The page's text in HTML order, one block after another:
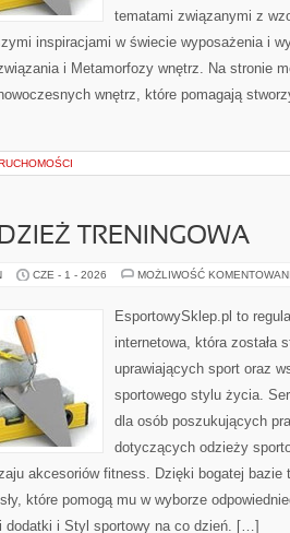
tematami związanymi z
inspiracjami w świecie wyposażenia i
i Metamorfozy wnętrz. Na stronie
wnętrz, które pomagają
TRENINGOWA
CZE - 1 - 2026 MOŻLIWOŚĆ
EsportowySklep.pl to
internetowa, która została
uprawiających sport oraz
sportowego stylu życia.
dla osób poszukujących
dotyczących odzieży
akcesoriów fitness. Dzięki bogatej
które pomogą mu w wyborze
dodatki i Styl sportowy na co dzień. […]